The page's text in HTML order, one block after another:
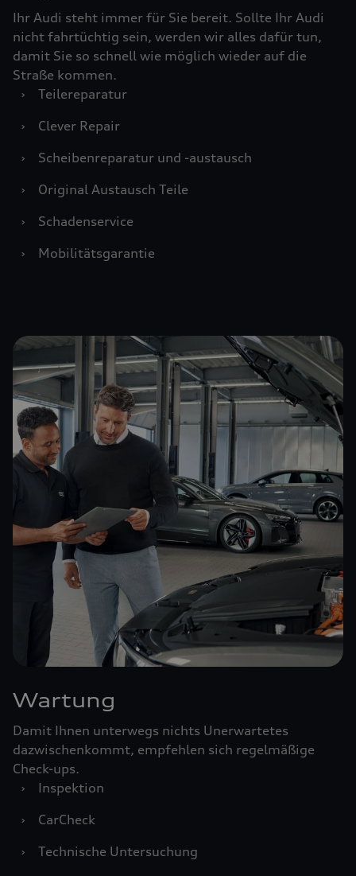
Ihr Audi steht immer für Sie bereit. Sollte Ihr Audi
nicht fahrtüchtig sein, werden wir alles dafür tun,
damit Sie so schnell wie möglich wieder auf die
Straße kommen.
›
Teilereparatur
›
Clever Repair
›
Scheibenreparatur und -austausch
›
Original Austausch Teile
›
Schadenservice
›
Mobilitätsgarantie
Wartung
Damit Ihnen unterwegs nichts Unerwartetes
dazwischenkommt, empfehlen sich regelmäßige
Check-ups.
›
Inspektion
›
CarCheck
›
Technische Untersuchung